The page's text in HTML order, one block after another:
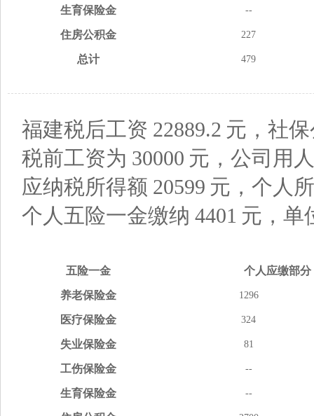
生育保险金 --
住房公积金 227
总计 479
福建税后工资 22889.2 元，社
税前工资为 30000 元，公司用
应纳税所得额 20599 元，个人
个人五险一金缴纳 4401 元，单
五险一金 个人应缴部分
养老保险金 1296
医疗保险金 324
失业保险金 81
工伤保险金 --
生育保险金 --